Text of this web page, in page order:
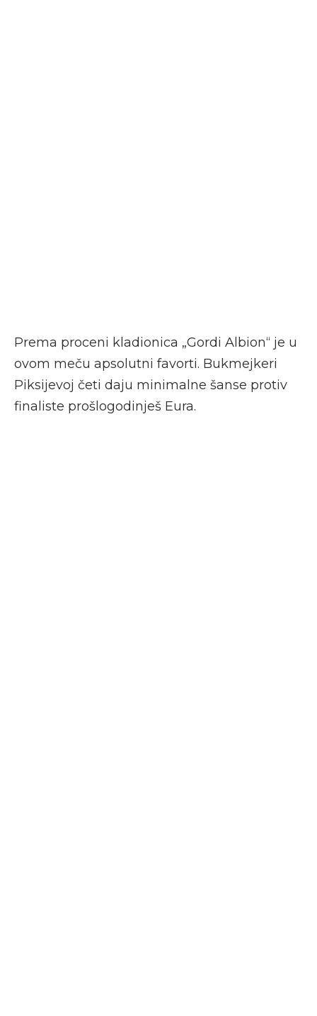
Prema proceni kladionica „Gordi Albion“ je u
ovom meču apsolutni favorti. Bukmejkeri
Piksijevoj četi daju minimalne šanse protiv
finaliste prošlogodinješ Eura.